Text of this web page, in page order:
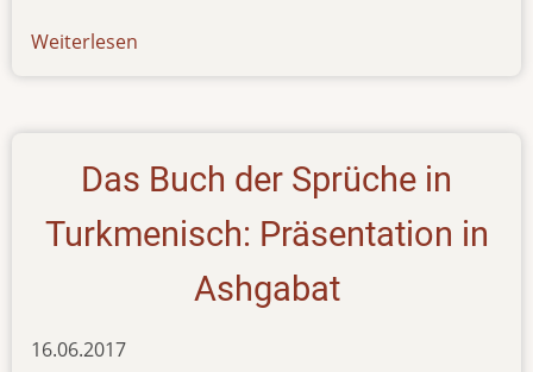
Weiterlesen
Das Buch der Sprüche in
Turkmenisch: Präsentation in
Ashgabat
16.06.2017